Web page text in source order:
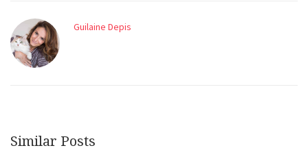
Guilaine Depis
Similar Posts